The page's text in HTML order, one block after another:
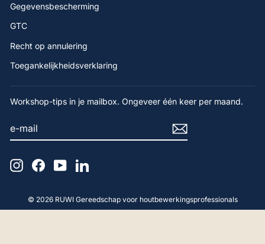
Gegevensbescherming
GTC
Recht op annulering
Toegankelijkheidsverklaring
Workshop-tips in je mailbox. Ongeveer één keer per maand.
MAIL
InstagramFacebook
YouTubeLinkedIn
© 2026 RUWI Gereedschap voor houtbewerkingsprofessionals
4,9Beoordeling